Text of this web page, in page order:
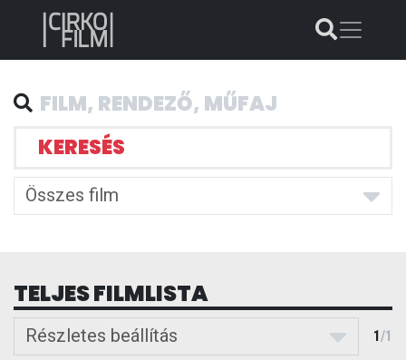
KERESÉS
Összes film
TELJES FILMLISTA
Részletes beállítás 1/1